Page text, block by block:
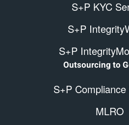
S+P KYC
S+P
S+P
Outsourcing to
S+P
MLRO